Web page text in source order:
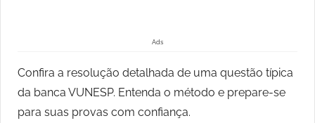
Ads
Confira a resolução detalhada de uma questão típica
da banca VUNESP. Entenda o método e prepare-se
para suas provas com confiança.